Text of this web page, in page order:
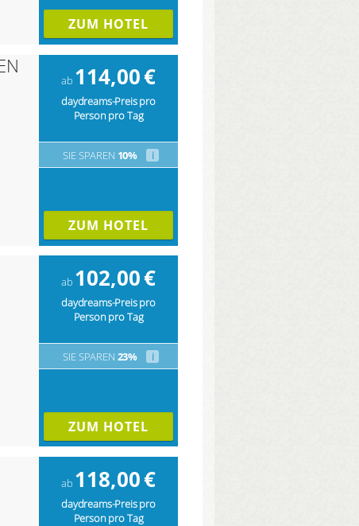
ZUM HOTEL
ab 114,00€
daydreams-Preis pro
Person pro Tag
SIE SPAREN 10% i
ZUM HOTEL
ab 102,00€
daydreams-Preis pro
Person pro Tag
SIE SPAREN 23% i
ZUM HOTEL
ab 118,00€
daydreams-Preis pro
Person pro Tag